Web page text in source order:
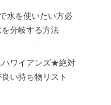
水を使いたい方必
分岐する方法
ハワイアンズ★絶対
い持ち物リスト